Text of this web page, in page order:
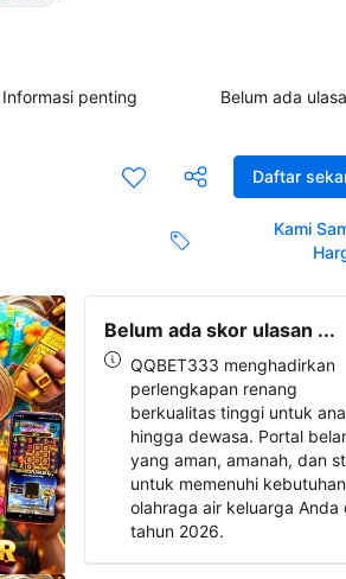
Informasi penting Belum ada
Daftar
Kami
Belum ada skor ulasan ...
QQBET333 menghadirkan
perlengkapan renang
berkualitas tinggi untuk
hingga dewasa. Portal
yang aman, amanah, dan
untuk memenuhi kebutuhan
olahraga air keluarga Anda
tahun 2026.